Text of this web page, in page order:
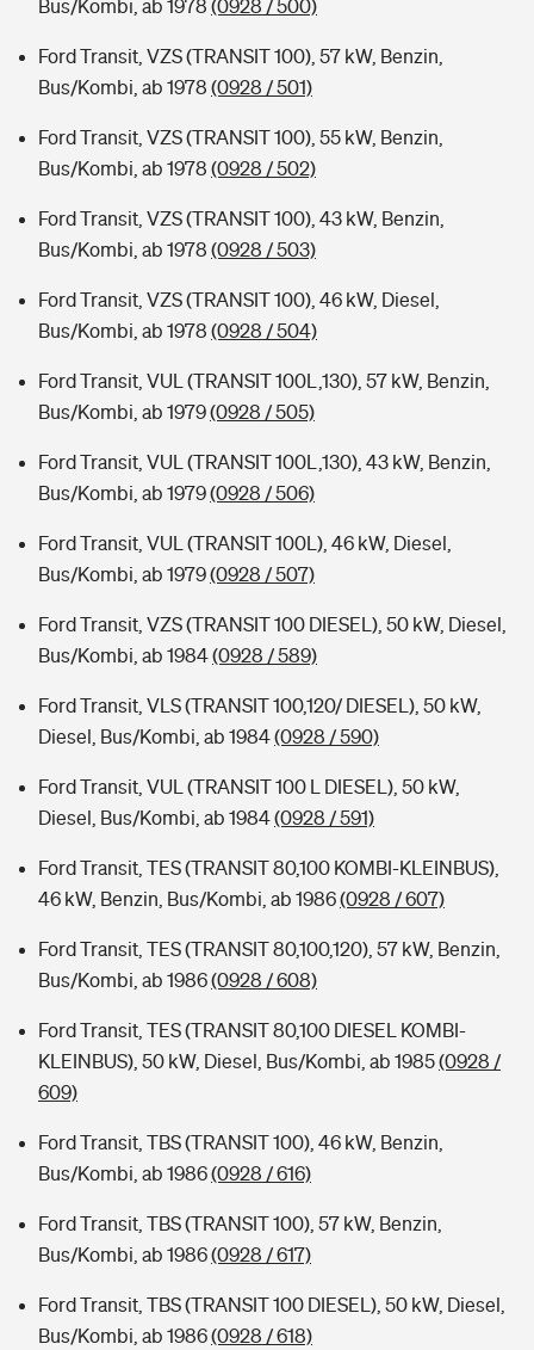
Bus/Kombi, ab 1978 (0928 / 500)
Ford Transit, VZS (TRANSIT 100), 57 kW, Benzin,
Bus/Kombi, ab 1978 (0928 / 501)
Ford Transit, VZS (TRANSIT 100), 55 kW, Benzin,
Bus/Kombi, ab 1978 (0928 / 502)
Ford Transit, VZS (TRANSIT 100), 43 kW, Benzin,
Bus/Kombi, ab 1978 (0928 / 503)
Ford Transit, VZS (TRANSIT 100), 46 kW, Diesel,
Bus/Kombi, ab 1978 (0928 / 504)
Ford Transit, VUL (TRANSIT 100L,130), 57 kW, Benzin,
Bus/Kombi, ab 1979(0928 / 505)
Ford Transit, VUL (TRANSIT 100L,130), 43 kW, Benzin,
Bus/Kombi, ab 1979(0928 / 506)
Ford Transit, VUL (TRANSIT 100L), 46 kW, Diesel,
Bus/Kombi, ab 1979(0928 / 507)
Ford Transit, VZS (TRANSIT 100 DIESEL), 50 kW, Diesel,
Bus/Kombi, ab 1984(0928 / 589)
Ford Transit, VLS (TRANSIT 100,120/ DIESEL), 50 kW,
Diesel, Bus/Kombi, ab 1984(0928 / 590)
Ford Transit, VUL (TRANSIT 100 L DIESEL), 50 kW,
Diesel, Bus/Kombi, ab 1984(0928 / 591)
Ford Transit, TES (TRANSIT 80,100 KOMBI-KLEINBUS),
46 kW, Benzin, Bus/Kombi, ab 1986(0928 / 607)
Ford Transit, TES (TRANSIT 80,100,120), 57 kW, Benzin,
Bus/Kombi, ab 1986(0928 / 608)
Ford Transit, TES (TRANSIT 80,100 DIESEL KOMBI-
KLEINBUS), 50 kW, Diesel, Bus/Kombi, ab 1985(0928 /
609)
Ford Transit, TBS (TRANSIT 100), 46 kW, Benzin,
Bus/Kombi, ab 1986(0928 / 616)
Ford Transit, TBS (TRANSIT 100), 57 kW, Benzin,
Bus/Kombi, ab 1986(0928 / 617)
Ford Transit, TBS (TRANSIT 100 DIESEL), 50 kW, Diesel,
Bus/Kombi, ab 1986(0928 / 618)